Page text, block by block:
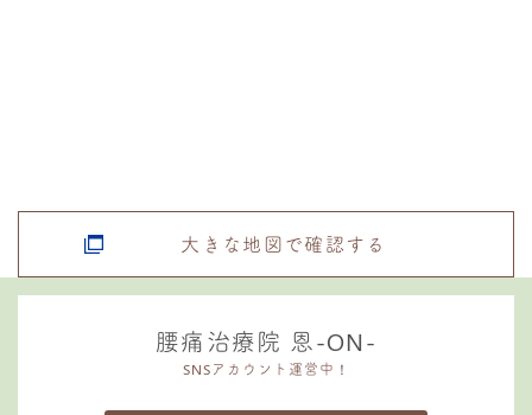
大きな地図で確認する
腰痛治療院 恩-ON-
SNSアカウント運営中！